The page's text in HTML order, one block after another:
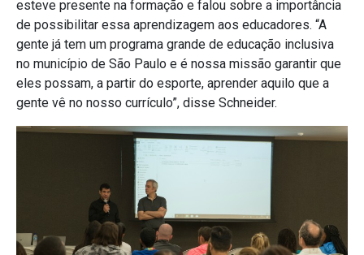
esteve presente na formação e falou sobre a importância
de possibilitar essa aprendizagem aos educadores. “A
gente já tem um programa grande de educação inclusiva
no município de São Paulo e é nossa missão garantir que
eles possam, a partir do esporte, aprender aquilo que a
gente vê no nosso currículo”, disse Schneider.